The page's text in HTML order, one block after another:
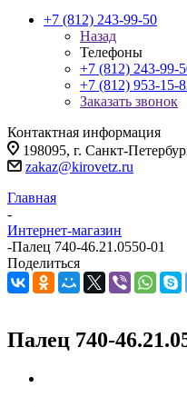
+7 (812) 243-99-50
Назад
Телефоны
+7 (812) 243-99-
+7 (812) 953-15-
Заказать звонок
Контактная информация
198095, г. Санкт-
zakaz@kirovetz.ru
Главная
-
Интернет-магазин
-Палец 740-46.21.0550-01
Поделиться
Палец 740-